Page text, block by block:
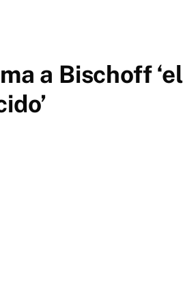
a Bischoff